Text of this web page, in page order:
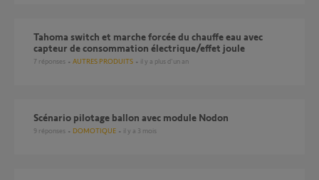
Tahoma switch et marche forcée du chauffe eau avec
capteur de consommation électrique/effet joule
7 réponses AUTRES PRODUITS il y a plus d'un an
Scénario pilotage ballon avec module Nodon
9 réponses DOMOTIQUE il y a 3 mois